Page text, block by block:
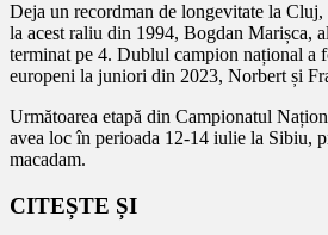
Deja un recordman de longevitate la
la acest raliu din 1994, Bogdan Marișca,
terminat pe 4. Dublul campion național a
europeni la juniori din 2023, Norbert și
Următoarea etapă din Campionatul
avea loc în perioada 12-14 iulie la Sibiu,
macadam.
CITEȘTE ȘI